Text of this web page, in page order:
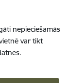
nepieciešamās
var tikt